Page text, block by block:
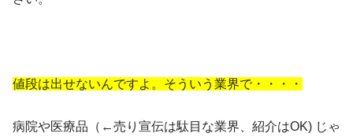
値段は出せないんですよ。そういう業界で・・・・
病院や医療品（←売り宣伝は駄目な業界、紹介はOK) じゃ